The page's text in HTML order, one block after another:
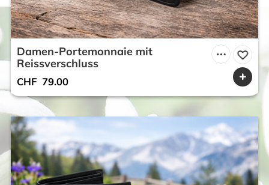
Damen-Portemonnaie mit
Reissverschluss
CHF 79.00